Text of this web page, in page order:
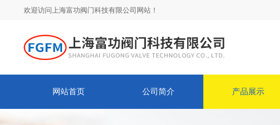
欢迎访问上海富功阀门科技有限公司网站！
网站首页 公司简介 产品展示